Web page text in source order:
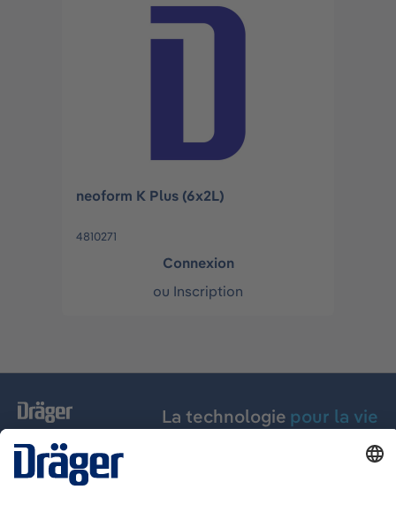
neoform K Plus (6x2L)
4810271
Connexion
ou Inscription
La technologie pour la vie
Assistance téléphonique